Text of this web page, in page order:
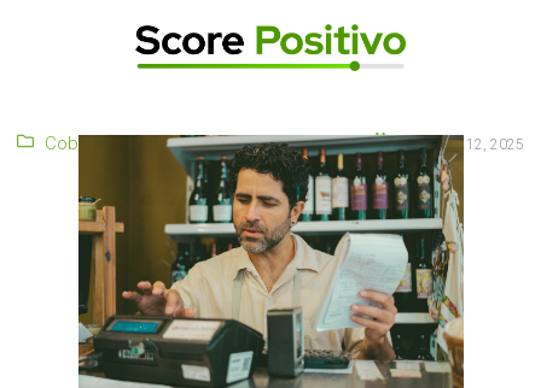
Cobrança CPNJ,Fraudes e Golpes novembro 12, 2025